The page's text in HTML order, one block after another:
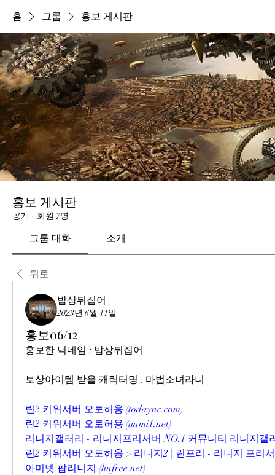
홈 그룹 홍보 게시판
홍보 게시판
공개 · 회원 7명
그룹 대화 소개
뒤로
밥상뒤집어
2023년 6월 11일
홍보06/12
홍보한 닉네임 : 밥상뒤집어
보상아이템 받을 캐릭터명 : 마법소녀라니
린2 키위서버 오토허용 (todaync.com)
린2 키위서버 오토허용 (uami1.net)
리니지갤러리 - 리니지프리서버 NO.1 커뮤니티 리니지갤
린2 키위서버 오토허용 > 리니지2 | 린프리 - 리니지 프리
아미넷 팝리니지 (linfree.net)